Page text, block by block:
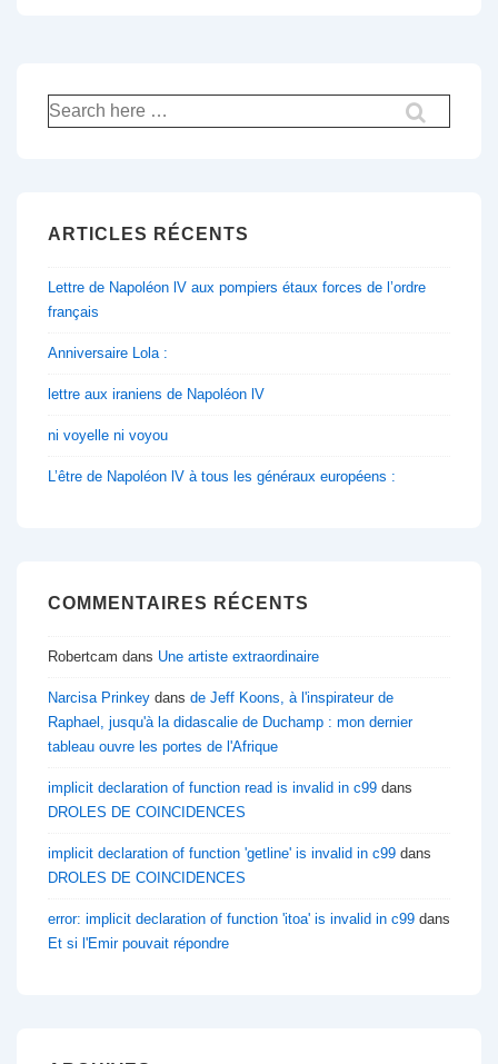
Recherche
pour:
ARTICLES RÉCENTS
Lettre de Napoléon lV aux pompiers étaux forces de l’ordre
français
Anniversaire Lola :
lettre aux iraniens de Napoléon lV
ni voyelle ni voyou
L’être de Napoléon lV à tous les généraux européens :
COMMENTAIRES RÉCENTS
Robertcam dans Une artiste extraordinaire
Narcisa Prinkey dans de Jeff Koons, à l'inspirateur de
Raphael, jusqu'à la didascalie de Duchamp : mon dernier
tableau ouvre les portes de l'Afrique
implicit declaration of function read is invalid in c99 dans
DROLES DE COINCIDENCES
implicit declaration of function 'getline' is invalid in c99 dans
DROLES DE COINCIDENCES
error: implicit declaration of function 'itoa' is invalid in c99 dans
Et si l'Emir pouvait répondre